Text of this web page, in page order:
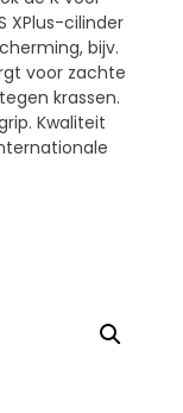
XPlus-cilinder
bijv.
voor zachte
krassen.
Kwaliteit